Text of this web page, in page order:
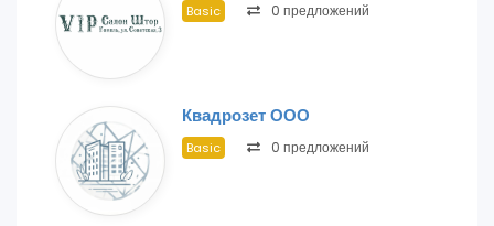
Basic 0 предложений
Квадрозет ООО
Basic 0 предложений